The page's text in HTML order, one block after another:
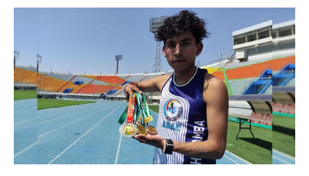
Jimmy
Aguilar
se
consagra Campeón
Nacional
en
1.500
metros